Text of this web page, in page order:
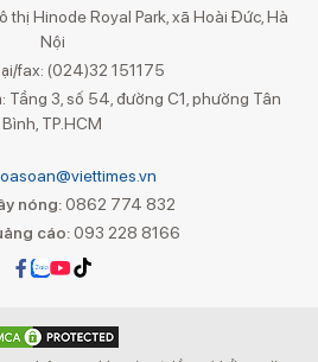
thị Hinode Royal Park, xã Hoài Đức, Hà
Nội
fax: (024)32 151175
Tầng 3, số 54, đường C1, phường Tân
Bình, TP.HCM
nóng: 0862 774 832
cáo:093 228 8166